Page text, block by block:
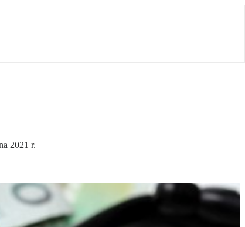
2021 r.